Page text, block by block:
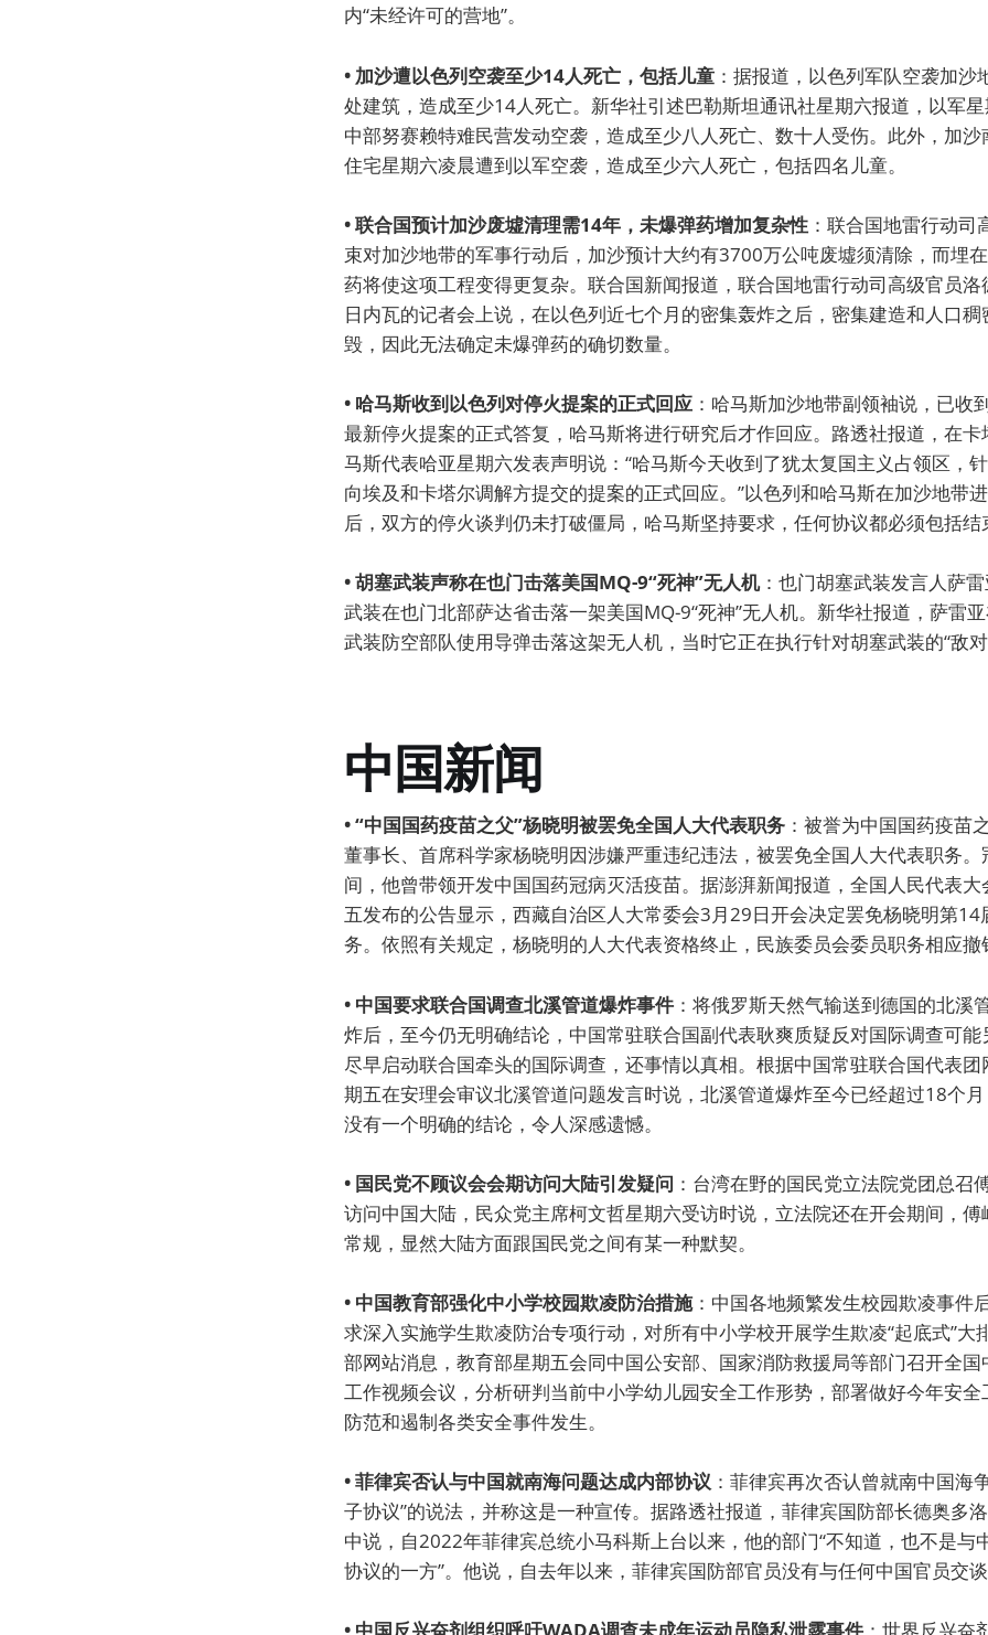
内“未经许可的营地”。
• 加沙遭以色列空袭至少14人死亡，包括儿童 ：据报道，以色列军队空袭加沙
处建筑，造成至少14人死亡。新华社引述巴勒斯坦通讯社星期六报道，以军
中部努赛赖特难民营发动空袭，造成至少八人死亡、数十人受伤。此外，加
住宅星期六凌晨遭到以军空袭，造成至少六人死亡，包括四名儿童。
• 联合国预计加沙废墟清理需14年，未爆弹药增加复杂性 ：联合国地雷行动
束对加沙地带的军事行动后，加沙预计大约有3700万公吨废墟须清除，而埋
药将使这项工程变得更复杂。联合国新闻报道，联合国地雷行动司高级官员
日内瓦的记者会上说，在以色列近七个月的密集轰炸之后，密集建造和人口
毁，因此无法确定未爆弹药的确切数量。
• 哈马斯收到以色列对停火提案的正式回应 ：哈马斯加沙地带副领袖说，已收
最新停火提案的正式答复，哈马斯将进行研究后才作回应。路透社报道，在
马斯代表哈亚星期六发表声明说：“哈马斯今天收到了犹太复国主义占领区，
向埃及和卡塔尔调解方提交的提案的正式回应。”以色列和哈马斯在加沙地带
后，双方的停火谈判仍未打破僵局，哈马斯坚持要求，任何协议都必须包括结
• 胡塞武装声称在也门击落美国MQ-9“死神”无人机：也门胡塞武装发言人萨
武装在也门北部萨达省击落一架美国MQ-9“死神”无人机。新华社报道，萨雷
武装防空部队使用导弹击落这架无人机，当时它正在执行针对胡塞武装的“敌对
中国新闻
• “中国国药疫苗之父”杨晓明被罢免全国人大代表职务 ：被誉为中国国药疫苗
董事长、首席科学家杨晓明因涉嫌严重违纪违法，被罢免全国人大代表职务。
间，他曾带领开发中国国药冠病灭活疫苗。据澎湃新闻报道，全国人民代表
五发布的公告显示，西藏自治区人大常委会3月29日开会决定罢免杨晓明第14
务。依照有关规定，杨晓明的人大代表资格终止，民族委员会委员职务相应撤
• 中国要求联合国调查北溪管道爆炸事件 ：将俄罗斯天然气输送到德国的北溪
炸后，至今仍无明确结论，中国常驻联合国副代表耿爽质疑反对国际调查可
尽早启动联合国牵头的国际调查，还事情以真相。根据中国常驻联合国代表团
期五在安理会审议北溪管道问题发言时说，北溪管道爆炸至今已经超过18个
没有一个明确的结论，令人深感遗憾。
• 国民党不顾议会会期访问大陆引发疑问 ：台湾在野的国民党立法院党团总召
访问中国大陆，民众党主席柯文哲星期六受访时说，立法院还在开会期间，
常规，显然大陆方面跟国民党之间有某一种默契。
• 中国教育部强化中小学校园欺凌防治措施：中国各地频繁发生校园欺凌事件
求深入实施学生欺凌防治专项行动，对所有中小学校开展学生欺凌“起底式”大
部网站消息，教育部星期五会同中国公安部、国家消防救援局等部门召开全
工作视频会议，分析研判当前中小学幼儿园安全工作形势，部署做好今年安全
防范和遏制各类安全事件发生。
• 菲律宾否认与中国就南海问题达成内部协议 ：菲律宾再次否认曾就南中国海
子协议”的说法，并称这是一种宣传。据路透社报道，菲律宾国防部长德奥多
中说，自2022年菲律宾总统小马科斯上台以来，他的部门“不知道，也不是与
协议的一方”。他说，自去年以来，菲律宾国防部官员没有与任何中国官员交谈